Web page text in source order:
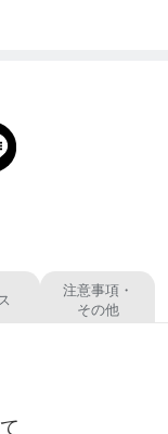
注意事項・
その他